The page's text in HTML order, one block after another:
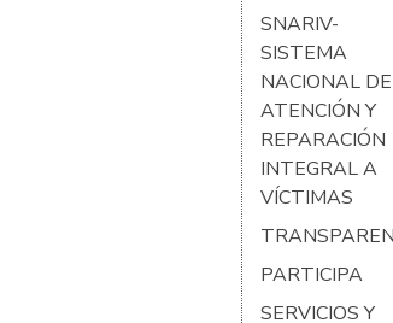
SNARIV-
SISTEMA
NACIONAL DE
ATENCIÓN Y
REPARACIÓN
INTEGRAL A
VÍCTIMAS
PARTICIPA
SERVICIOS Y